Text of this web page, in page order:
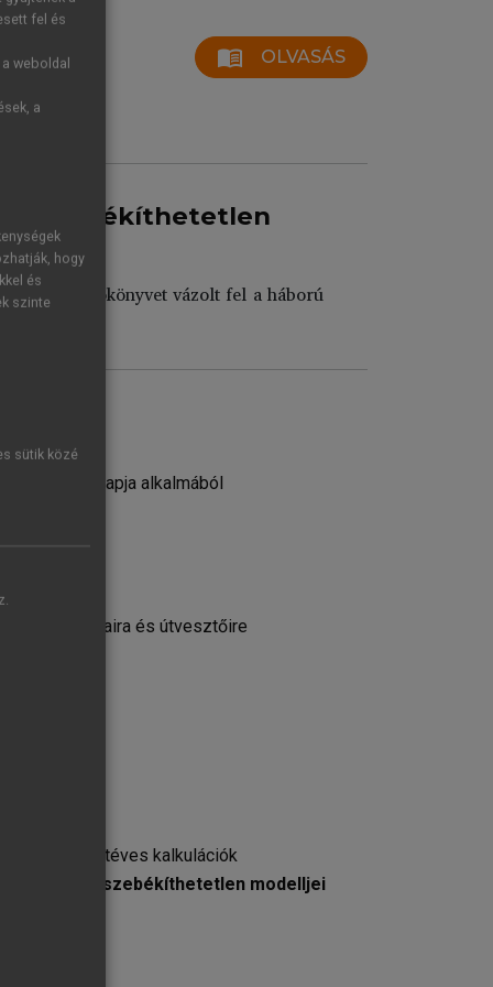
menu_book OLVASÁS
összebékíthetetlen
forgatókönyvet vázolt fel a háború
születésnapja alkalmából
útjaira és útvesztőire
alapuló téves kalkulációk
összebékíthetetlen modelljei
fel és
weboldal
a
hogy
és
szinte
sütik közé